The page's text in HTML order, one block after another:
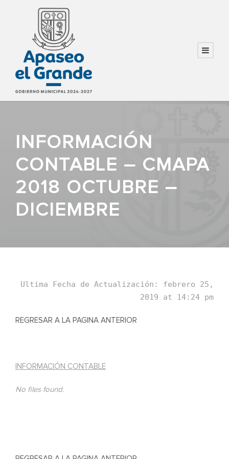
INFORMACIÓN
CONTABLE – CMAPA
2018 OCTUBRE –
DICIEMBRE
Ultima Fecha de Actualización: febrero 25,
2019 at 14:24 pm
REGRESAR A LA PAGINA ANTERIOR
INFORMACIÓN CONTABLE
No files found.